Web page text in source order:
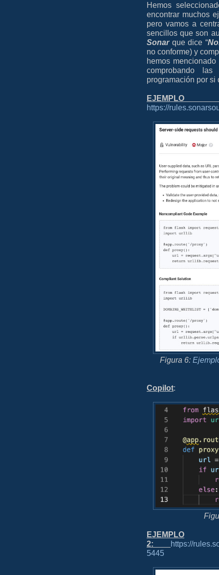
Hemos
encontrar muchos
pero vamos a
sencillos que son
Sonarque dice “
no conforme) y
hemos
comprobando
programación por si
https://
Figura 6:
Copilot:
EJEMPLO
2:
https://
5445